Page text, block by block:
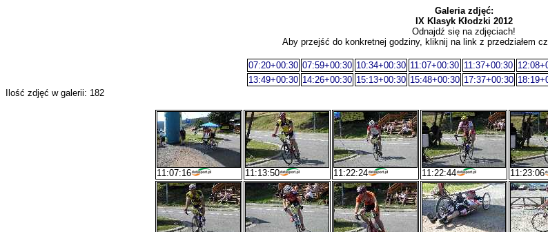
Galeria zdjęć:
IX Klasyk Kłodzki 2012
Odnajdź się na zdjęciach!
Aby przejść do konkretnej godziny, kliknij na link z przedziałem
07:20+00:30 07:59+00:30 10:34+00:30 11:07+00:30 11:37+00:30
13:49+00:30 14:26+00:30 15:13+00:30 15:48+00:30 17:37+00:30
Ilość zdjęć w galerii: 182
11:07:16 11:13:50 11:22:24 11:22:44 11:23:06